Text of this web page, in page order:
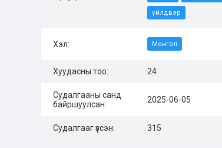
үйлдвэр
Хэл: Монгол
Хуудасны тоо: 24
Судалгааны санд
байршуулсан:
2025-06-05
Судалгааг үзсэн: 315